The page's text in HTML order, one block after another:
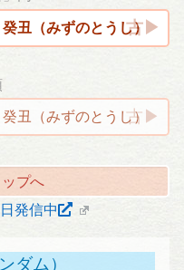
癸丑（みずのとうし）
癸丑（みずのとうし）
プへ
発信中
ダム）